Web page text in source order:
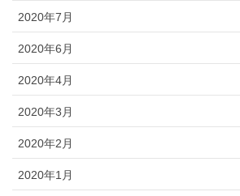
2020年7月
2020年6月
2020年4月
2020年3月
2020年2月
2020年1月